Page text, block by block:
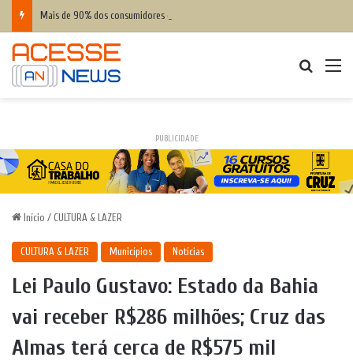
PUBLICIDADE
Início / CULTURA & LAZER
CULTURA & LAZER Municípios Notícias
Lei Paulo Gustavo: Estado da Bahia
vai receber R$286 milhões; Cruz das
Almas terá cerca de R$575 mil